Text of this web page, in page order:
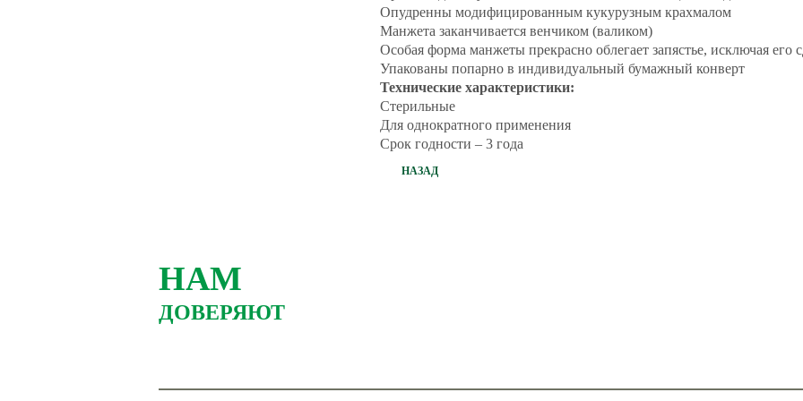
Опудренны модифицированным кукурузным крахмалом
Манжета заканчивается венчиком (валиком)
Особая форма манжеты прекрасно облегает запястье, исключая его
Упакованы попарно в индивидуальный бумажный конверт
Технические характеристики:
Стерильные
Для однократного применения
Срок годности – 3 года
НАЗАД
НАМ
ДОВЕРЯЮТ